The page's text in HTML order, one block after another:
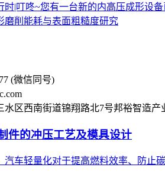
时|叮咚~您有一台新的内高压成形设备
磨削能耗与表面粗糙度研究
(微信同号)
水区西南街道锦翔路北7号邦裕智造产
件的冲压工艺及模具设计
汽车轻量化对于提高燃料效率、防止